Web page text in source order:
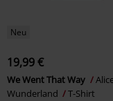
Neu
19,99 €
We Went That Way
Wunderland
T-Shirt